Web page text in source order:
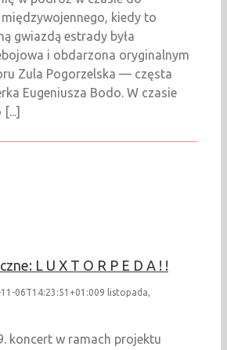
kiedy to
gwiazdą estrady była
i obdarzona oryginalnym
Zula Pogorzelska — częsta
Eugeniusza Bodo. W czasie
L U X T O R P E D A ! !
06T14:23:51+01:009 listopada,
koncert w ramach projektu